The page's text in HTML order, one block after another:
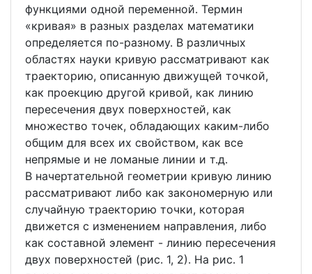
функциями одной переменной. Термин
«кривая» в разных разделах математики
определяется по-разному. В различных
областях науки кривую рассматривают как
траекторию, описанную движущей точкой,
как проекцию другой кривой, как линию
пересечения двух поверхностей, как
множество точек, обладающих каким-либо
общим для всех их свойством, как все
непрямые и не ломаные линии и т.д.
В начертательной геометрии кривую линию
рассматривают либо как закономерную или
случайную траекторию точки, которая
движется с изменением направления, либо
как составной элемент - линию пересечения
двух поверхностей (рис. 1, 2). На рис. 1